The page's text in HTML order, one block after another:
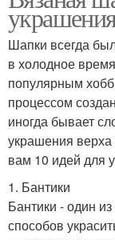
Шапки всегда
в холодное
популярным
процессом
иногда бывает
украшения
вам 10 идей для
1. Бантики
Бантики - один
способов